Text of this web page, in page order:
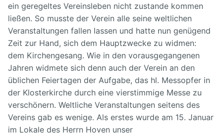
ein geregeltes Vereinsleben nicht zustande kommen
ließen. So musste der Verein alle seine weltlichen
Veranstaltungen fallen lassen und hatte nun genügend
Zeit zur Hand, sich dem Hauptzwecke zu widmen:
dem Kirchengesang. Wie in den vorausgegangenen
Jahren widmete sich denn auch der Verein an den
üblichen Feiertagen der Aufgabe, das hl. Messopfer in
der Klosterkirche durch eine vierstimmige Messe zu
verschönern. Weltliche Veranstaltungen seitens des
Vereins gab es wenige. Als erstes wurde am 15. Januar
im Lokale des Herrn Hoven unser